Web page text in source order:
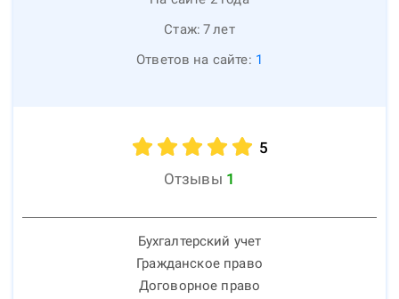
Стаж: 7лет
Ответов на сайте: 1
5
Отзывы 1
Бухгалтерский учет
Гражданское право
Договорное право